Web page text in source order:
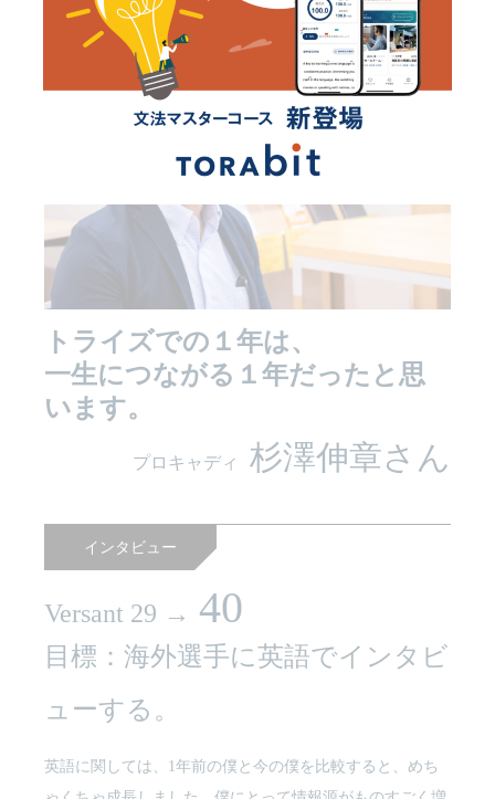
トライズでの１年は、
一生につながる１年だったと思
います。
プロキャディ 杉澤伸章さん
インタビュー
Versant 29 → 40
目標：海外選手に英語でインタビ
ューする。
英語に関しては、1年前の僕と今の僕を比較すると、めち